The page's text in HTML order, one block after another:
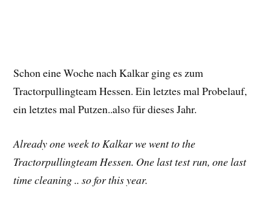
Schon eine Woche nach Kalkar ging es zum
Tractorpullingteam Hessen. Ein letztes mal Probelauf,
ein letztes mal Putzen..also für dieses Jahr.
Already one week to Kalkar we went to the
Tractorpullingteam Hessen. One last test run, one last
time cleaning .. so for this year.